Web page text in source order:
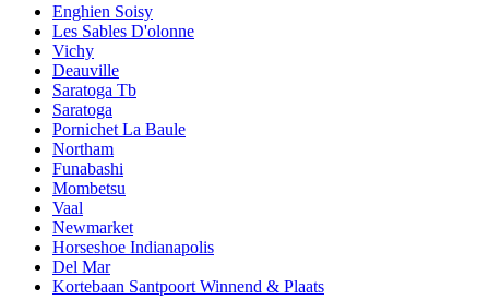
Enghien Soisy
Les Sables D'olonne
Vichy
Deauville
Saratoga Tb
Saratoga
Pornichet La Baule
Northam
Funabashi
Mombetsu
Vaal
Newmarket
Horseshoe Indianapolis
Del Mar
Kortebaan Santpoort Winnend & Plaats